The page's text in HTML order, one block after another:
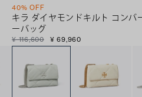
40% OFF
キラ ダイヤモンドキルト コンバ
ーバッグ
¥ 116,600 ¥ 69,960